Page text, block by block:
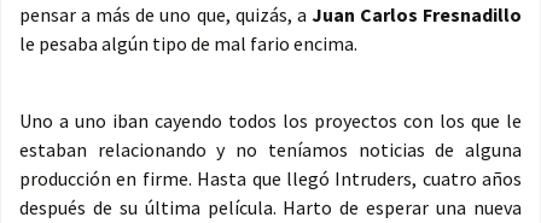
pensar a más de uno que, quizás, a Juan Carlos Fresnadillo
le pesaba algún tipo de mal fario encima.
Uno a uno iban cayendo todos los proyectos con los que le
estaban relacionando y no teníamos noticias de alguna
producción en firme. Hasta que llegó Intruders, cuatro años
después de su última película. Harto de esperar una nueva